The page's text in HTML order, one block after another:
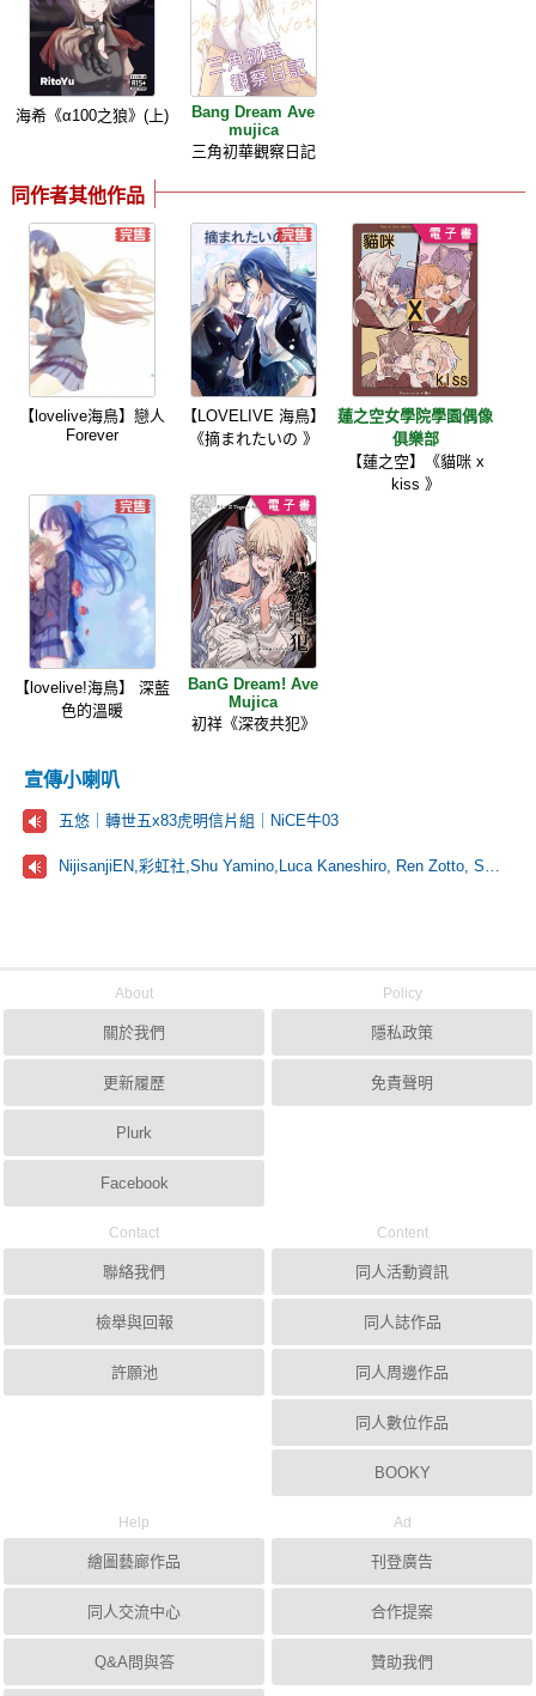
海希《α100之狼》(上)
Bang Dream Ave
mujica
三角初華觀察日記
同作者其他作品
【lovelive海鳥】戀人
Forever
【LOVELIVE 海鳥】
《摘まれたいの 》
蓮之空女學院學園偶像
俱樂部
【蓮之空】《貓咪 x
kiss 》
【lovelive!海鳥】 深藍
色的溫暖
BanG Dream! Ave
Mujica
初祥《深夜共犯》
宣傳小喇叭
五悠｜轉世五x83虎明信片組｜NiCE牛03
NijisanjiEN,彩虹社,Shu Yamino,Luca Kaneshiro, Ren Zotto, Sonny Brisko, NOVA, にじさんじ
About
關於我們
更新履歷
Plurk
Facebook
Policy
隱私政策
免責聲明
Contact
聯絡我們
檢舉與回報
許願池
Content
同人活動資訊
同人誌作品
同人周邊作品
同人數位作品
BOOKY
Help
繪圖藝廊作品
同人交流中心
Q&A問與答
Ad
刊登廣告
合作提案
贊助我們